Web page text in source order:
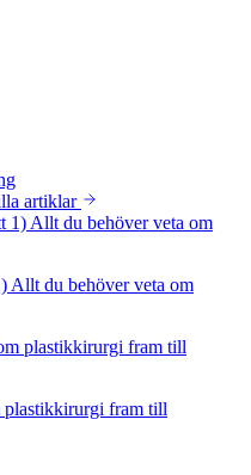
artiklar
Allt du behöver veta om
plastikkirurgi fram till